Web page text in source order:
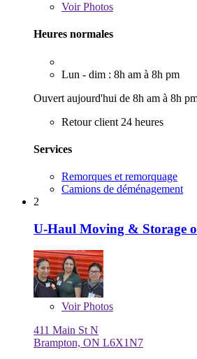
VoirPhotos
Heures normales
Lun - dim : 8h am à 8h pm
Ouvert aujourd'hui de 8h am à 8h
Retour client 24 heures
Services
Remorques et remorquage
Camions de déménagement
2
U-Haul Moving & Storage
VoirPhotos
411 Main St N
Brampton, ON L6X1N7